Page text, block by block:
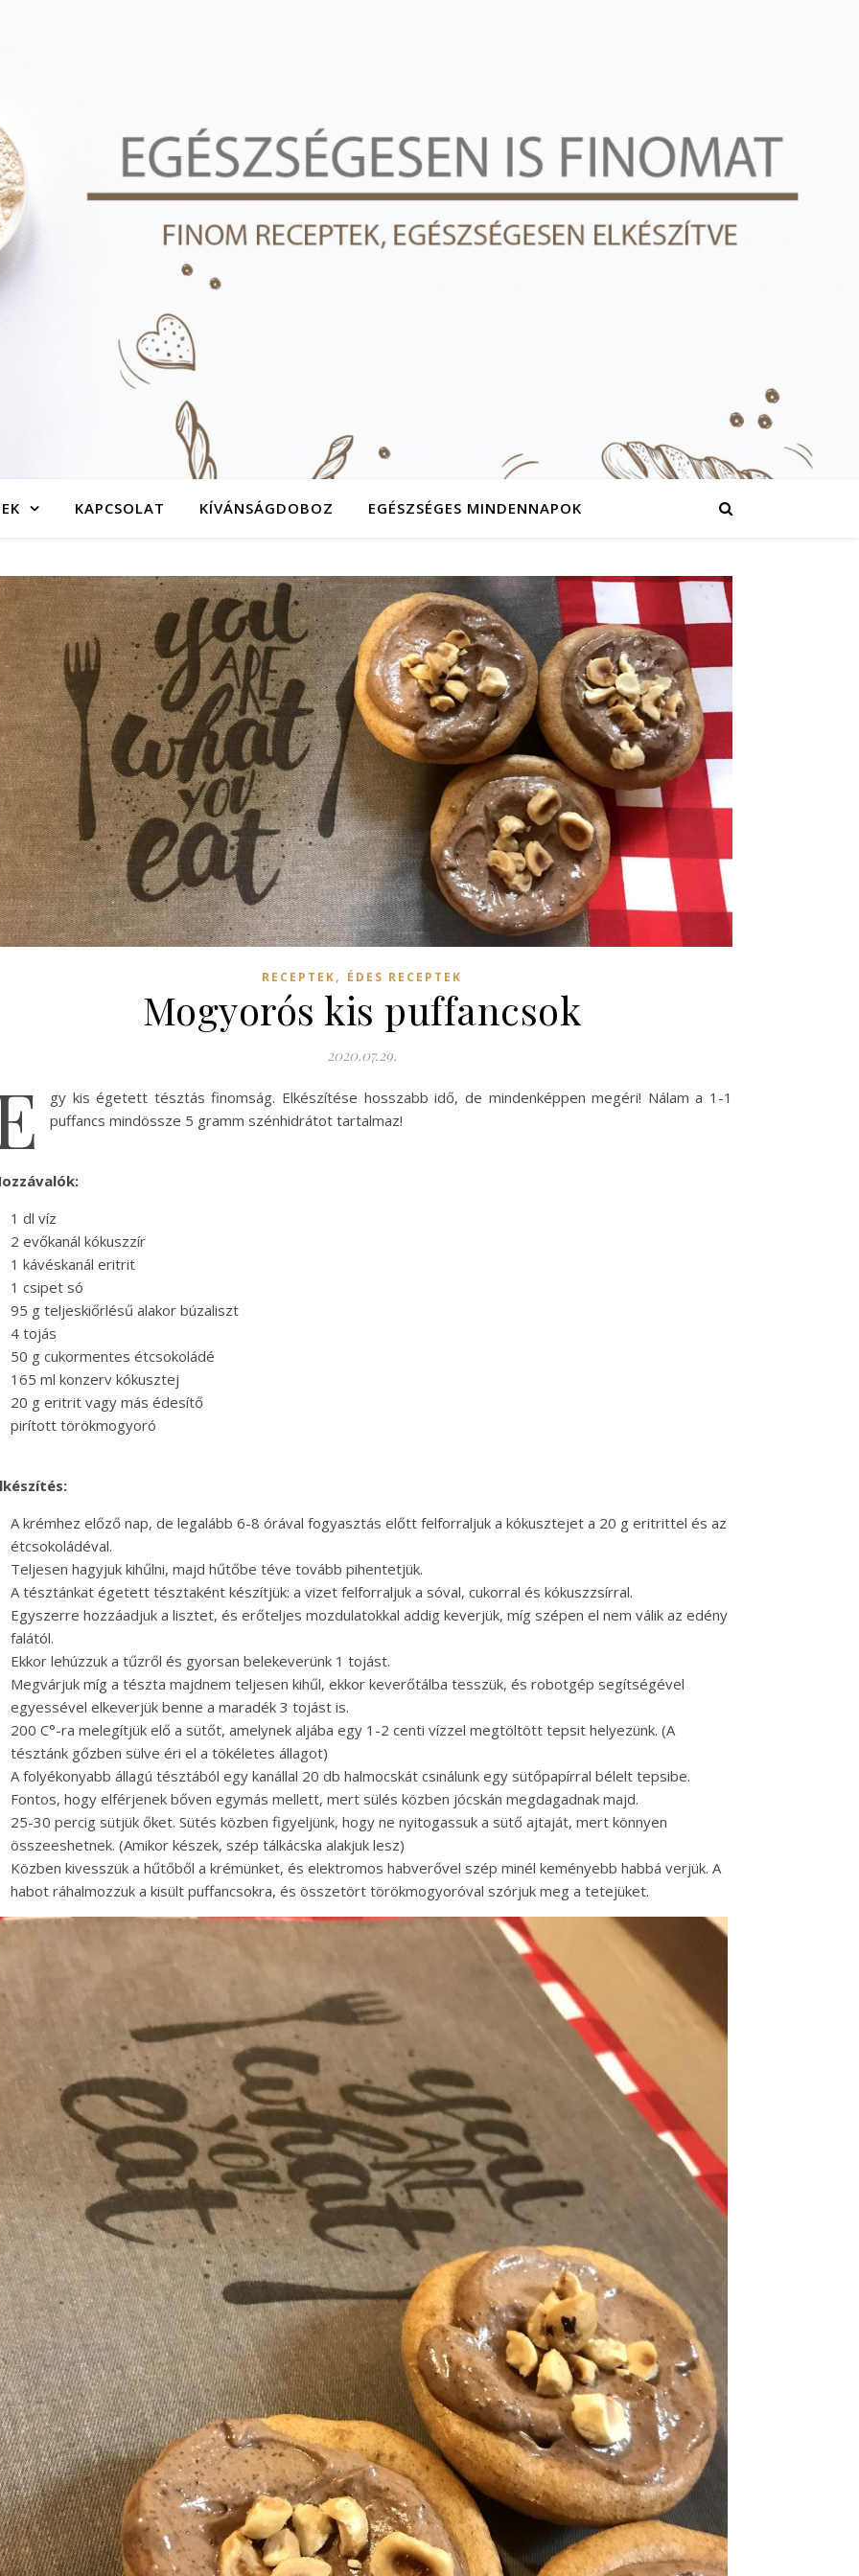
KAPCSOLAT KÍVÁNSÁGDOBOZ EGÉSZSÉGES MINDENNAPOK
RECEPTEK, ÉDES RECEPTEK
Mogyorós kis puffancsok
2020.07.29.
gy kis égetett tésztás finomság. Elkészítése hosszabb idő, de mindenképpen megéri! Nálam a 1-1
puffancs mindössze 5 gramm szénhidrátot tartalmaz!
1 dl víz
2 evőkanál kókuszzír
1 kávéskanál eritrit
1 csipet só
95 g teljeskiőrlésű alakor búzaliszt
4 tojás
50 g cukormentes étcsokoládé
165 ml konzerv kókusztej
20 g eritrit vagy más édesítő
pirított törökmogyoró
A krémhez előző nap, de legalább 6-8 órával fogyasztás előtt felforraljuk a kókusztejet a 20 g eritrittel és az
étcsokoládéval.
Teljesen hagyjuk kihűlni, majd hűtőbe téve tovább pihentetjük.
A tésztánkat égetett tésztaként készítjük: a vizet felforraljuk a sóval, cukorral és kókuszzsírral.
Egyszerre hozzáadjuk a lisztet, és erőteljes mozdulatokkal addig keverjük, míg szépen el nem válik az edény
falától.
Ekkor lehúzzuk a tűzről és gyorsan belekeverünk 1 tojást.
Megvárjuk míg a tészta majdnem teljesen kihűl, ekkor keverőtálba tesszük, és robotgép segítségével
egyessével elkeverjük benne a maradék 3 tojást is.
200 C°-ra melegítjük elő a sütőt, amelynek aljába egy 1-2 centi vízzel megtöltött tepsit helyezünk. (A
tésztánk gőzben sülve éri el a tökéletes állagot)
A folyékonyabb állagú tésztából egy kanállal 20 db halmocskát csinálunk egy sütőpapírral bélelt tepsibe.
Fontos, hogy elférjenek bőven egymás mellett, mert sülés közben jócskán megdagadnak majd.
25-30 percig sütjük őket. Sütés közben figyeljünk, hogy ne nyitogassuk a sütő ajtaját, mert könnyen
összeeshetnek. (Amikor készek, szép tálkácska alakjuk lesz)
Közben kivesszük a hűtőből a krémünket, és elektromos habverővel szép minél keményebb habbá verjük. A
habot ráhalmozzuk a kisült puffancsokra, és összetört törökmogyoróval szórjuk meg a tetejüket.